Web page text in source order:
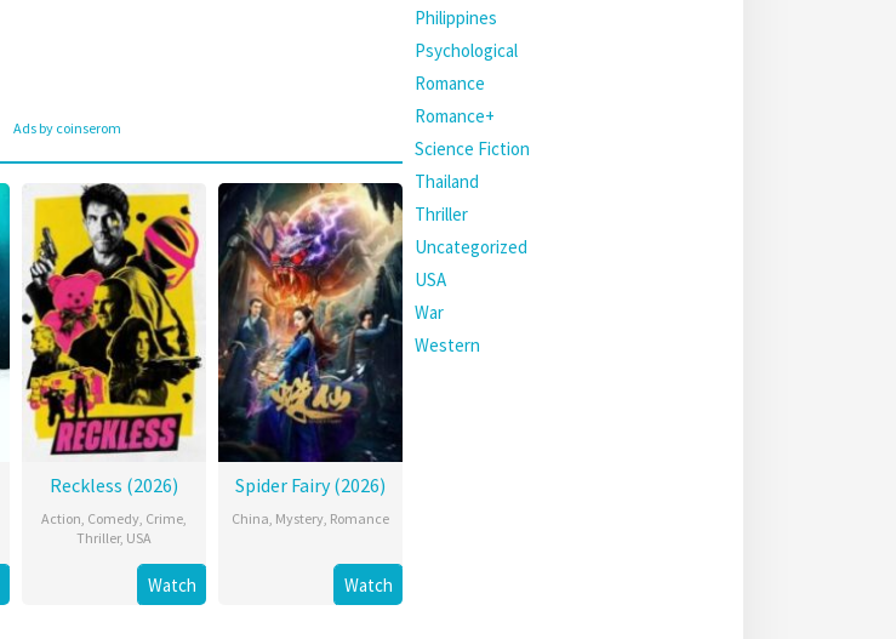
Ads by coinserom
Reckless (2026)
Action, Comedy, Crime,
Thriller, USA
Watch
Spider Fairy (2026)
China, Mystery, Romance
Watch
Philippines
Psychological
Romance
Romance+
Science Fiction
Thailand
Thriller
Uncategorized
USA
War
Western